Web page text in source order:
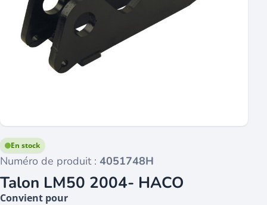
Numéro de produit : 4051748H
En stock
Talon LM50 2004- HACO
Convient pour